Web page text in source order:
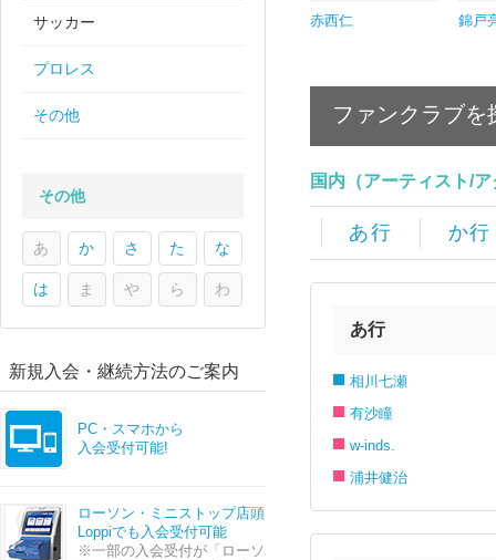
サッカー
プロレス
その他
その他
あ か さ た な
は ま や ら わ
新規入会・継続方法のご案内
PC・スマホから
入会受付可能!
ローソン・ミニストップ店頭
Loppiでも入会受付可能
※一部の入会受付が「ローソ
赤西仁 錦戸
ファンクラブを
国内（アーティスト/
あ行 か行
あ行
相川七瀬
有沙瞳
w-inds.
浦井健治